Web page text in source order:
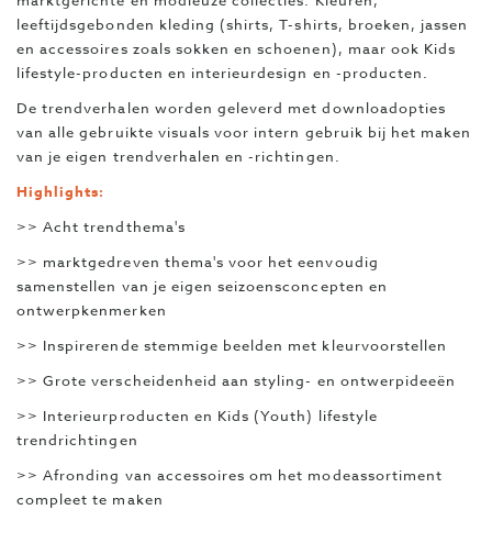
leeftijdsgebonden kleding (shirts, T-shirts, broeken, jassen
en accessoires zoals sokken en schoenen), maar ook Kids
lifestyle-producten en interieurdesign en -producten.
De trendverhalen worden geleverd met downloadopties
van alle gebruikte visuals voor intern gebruik bij het maken
van je eigen trendverhalen en -richtingen.
Highlights:
>> Acht trendthema's
>> marktgedreven thema's voor het eenvoudig
samenstellen van je eigen seizoensconcepten en
ontwerpkenmerken
>> Inspirerende stemmige beelden met kleurvoorstellen
>> Grote verscheidenheid aan styling- en ontwerpideeën
>> Interieurproducten en Kids (Youth) lifestyle
trendrichtingen
>> Afronding van accessoires om het modeassortiment
compleet te maken